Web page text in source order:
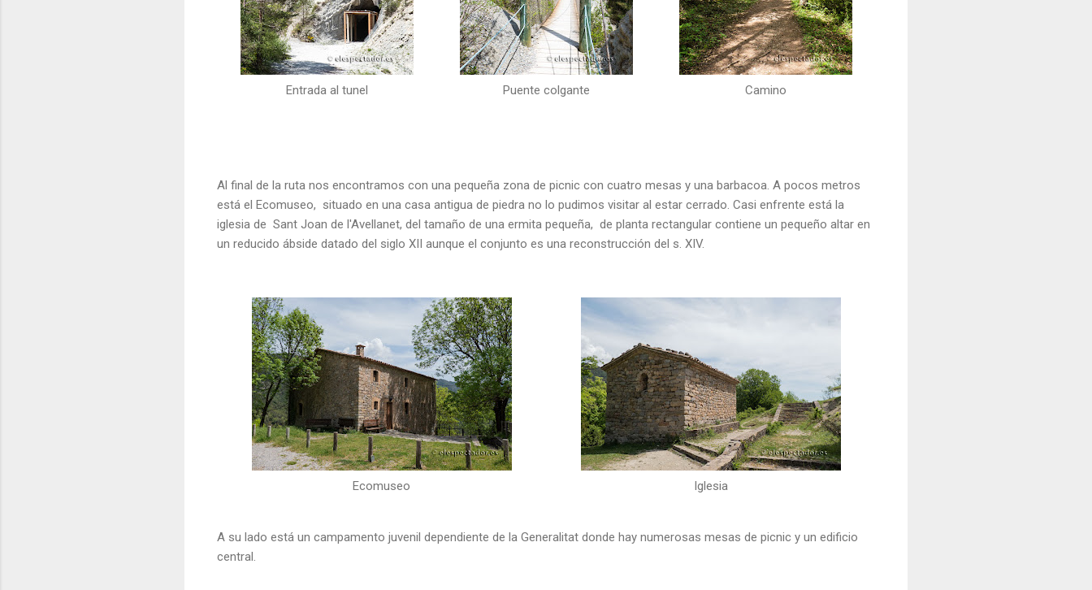
Entrada al tunel Puente colgante Camino
Al final de la ruta nos encontramos con una pequeña zona de picnic con cuatro mesas y una barbacoa. A pocos metros
está el Ecomuseo, situado en una casa antigua de piedra no lo pudimos visitar al estar cerrado. Casi enfrente está la
iglesia de Sant Joan de l'Avellanet, del tamaño de una ermita pequeña, de planta rectangular contiene un pequeño altar en
un reducido ábside datado del siglo XII aunque el conjunto es una reconstrucción del s. XIV.
Ecomuseo Iglesia
A su lado está un campamento juvenil dependiente de la Generalitat donde hay numerosas mesas de picnic y un edificio
central.